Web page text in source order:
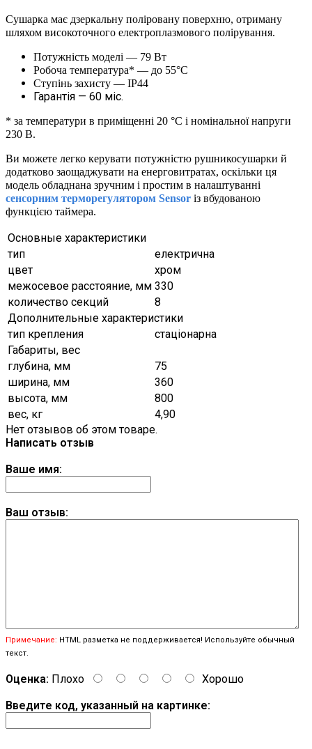
Сушарка має дзеркальну поліровану поверхню, отриману
шляхом високоточного електроплазмового полірування.
Потужність моделі — 79 Вт
Робоча температура* — до 55°C
Ступінь захисту — IP44
Гарантія — 60 міс.
* за температури в приміщенні 20 °С і номінальної напруги
230 В.
Ви можете легко керувати потужністю рушникосушарки й
додатково заощаджувати на енерговитратах, оскільки ця
модель обладнана зручним і простим в налаштуванні
сенсорним терморегулятором Sensor із вбудованою
функцією таймера.
Основные характеристики
тип
електрична
цвет
хром
межосевое расстояние, мм 330
количество секций
8
Дополнительные характеристики
тип крепления
стаціонарна
Габариты, вес
глубина, мм
75
ширина, мм
360
высота, мм
800
вес, кг
4,90
Нет отзывов об этом товаре.
Написать отзыв
Ваше имя:
Ваш отзыв:
Примечание: HTML разметка не поддерживается! Используйте обычный
текст.
Оценка: Плохо
Хорошо
Введите код, указанный на картинке: